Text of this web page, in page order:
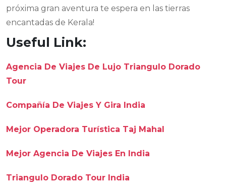
próxima gran aventura te espera en las tierras
encantadas de Kerala!
Useful Link:
Agencia De Viajes De Lujo Triangulo Dorado
Tour
Compañía De Viajes Y Gira India
Mejor Operadora Turística Taj Mahal
Mejor Agencia De Viajes En India
Triangulo Dorado Tour India